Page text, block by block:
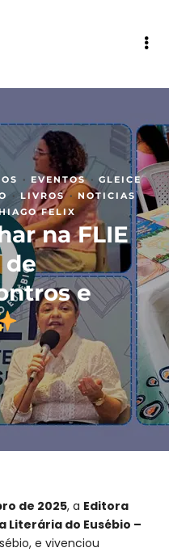
· EVENTOS· GLEICE
·LIVROS·NOTICIAS
FELIX
na FLIE
de
e
de 2025, a Editora
Literária do Eusébio –
e vivenciou